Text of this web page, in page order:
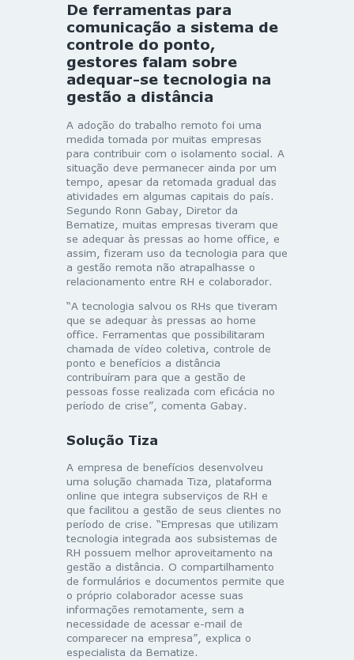
De ferramentas para
comunicação a sistema de
controle do ponto,
gestores falam sobre
adequar-se tecnologia na
gestão a distância
A adoção do trabalho remoto foi uma
medida tomada por muitas empresas
para contribuir com o isolamento social. A
situação deve permanecer ainda por um
tempo, apesar da retomada gradual das
atividades em algumas capitais do país.
Segundo Ronn Gabay, Diretor da
Bematize, muitas empresas tiveram que
se adequar às pressas ao home office, e
assim, fizeram uso da tecnologia para que
a gestão remota não atrapalhasse o
relacionamento entre RH e colaborador.
“A tecnologia salvou os RHs que tiveram
que se adequar às pressas ao home
office. Ferramentas que possibilitaram
chamada de vídeo coletiva, controle de
ponto e benefícios a distância
contribuíram para que a gestão de
pessoas fosse realizada com eficácia no
período de crise”, comenta Gabay.
Solução Tiza
A empresa de benefícios desenvolveu
uma solução chamada Tiza, plataforma
online que integra subserviços de RH e
que facilitou a gestão de seus clientes no
período de crise. “Empresas que utilizam
tecnologia integrada aos subsistemas de
RH possuem melhor aproveitamento na
gestão a distância. O compartilhamento
de formulários e documentos permite que
o próprio colaborador acesse suas
informações remotamente, sem a
necessidade de acessar e-mail de
comparecer na empresa”, explica o
especialista da Bematize.